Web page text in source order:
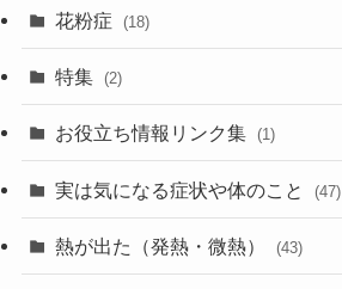
花粉症 (18)
特集 (2)
お役立ち情報リンク集 (1)
実は気になる症状や体のこと (47)
熱が出た（発熱・微熱） (43)